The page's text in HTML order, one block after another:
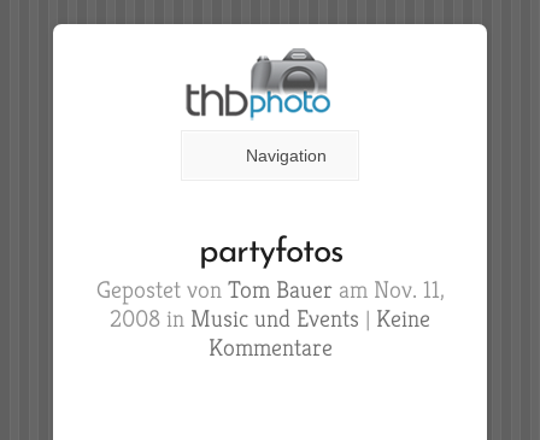
Navigation
partyfotos
Gepostet von Tom Baueram Nov. 11,
2008 in Music und Events | Keine
Kommentare